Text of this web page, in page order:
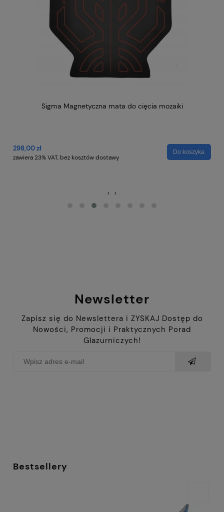
‹ ›
Newsletter
Zapisz się do Newslettera i ZYSKAJ Dostęp do
Nowości, Promocji i Praktycznych Porad
Glazurniczych!
Bestsellery